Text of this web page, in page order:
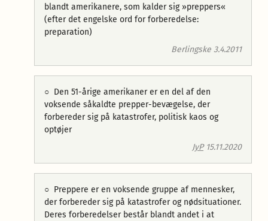
blandt amerikanere, som kalder sig »preppers«
(efter det engelske ord for forberedelse:
preparation)
Berlingske 3.4.2011
○ Den 51-årige amerikaner er en del af den
voksende såkaldte prepper-bevægelse, der
forbereder sig på katastrofer, politisk kaos og
optøjer
JyP15.11.2020
○ Preppere er en voksende gruppe af mennesker,
der forbereder sig på katastrofer og nødsituationer.
Deres forberedelser består blandt andet i at